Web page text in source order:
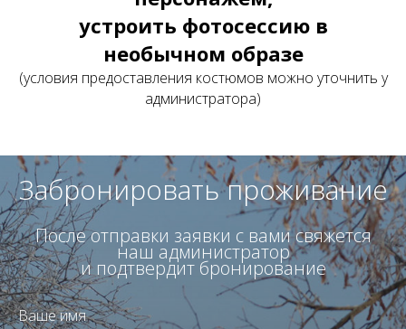
устроить фотосессию в
необычном образе
(условия предоставления костюмов можно уточнить у
администратора)
Забронировать проживание
После отправки заявки с вами свяжется
наш администратор
и подтвердит бронирование
Ваше имя